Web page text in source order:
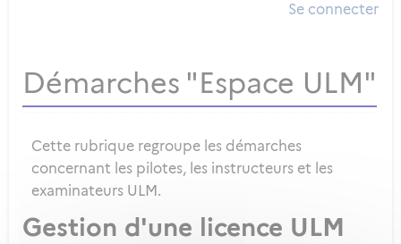
Se connecter
Démarches "Espace ULM"
Cette rubrique regroupe les démarches
concernant les pilotes, les instructeurs et les
examinateurs ULM.
Gestion d'une licence ULM